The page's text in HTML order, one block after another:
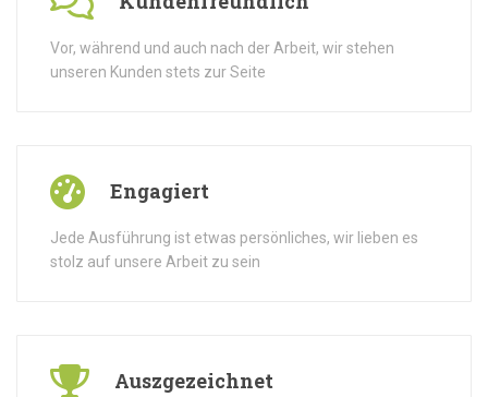
Vor, während und auch nach der Arbeit, wir stehen
unseren Kunden stets zur Seite
Engagiert
Jede Ausführung ist etwas persönliches, wir lieben es
stolz auf unsere Arbeit zu sein
Auszgezeichnet